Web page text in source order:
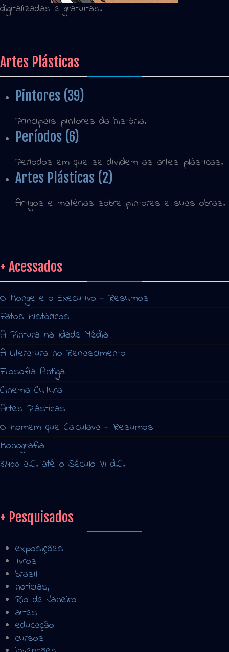
digitalizadas e gratuitas.
Artes Plásticas
Pintores (39)
Principais pintores da história.
Períodos (6)
Períodos em que se dividem as artes plásticas.
Artes Plásticas (2)
Artigos e matérias sobre pintores e suas obras.
+ Acessados
O Monge e o Executivo - Resumos
Fatos Históricos
A Pintura na Idade Média
A Literatura no Renascimento
Filosofia Antiga
Cinema Cultural
Artes Plásticas
O Homem que Calculava - Resumos
Monografia
3.400 a.C. até o Século VI d.C.
+ Pesquisados
exposições
livros
brasil
notícias,
Rio de Janeiro
artes
educação
cursos